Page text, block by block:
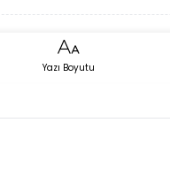
Yazı Boyutu